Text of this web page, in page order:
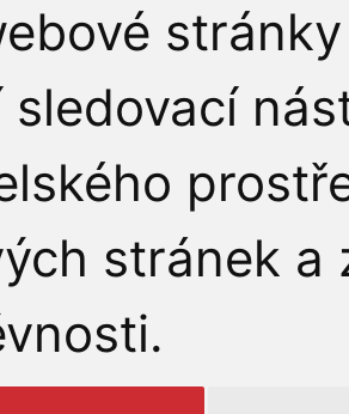
sledovací
stránek a